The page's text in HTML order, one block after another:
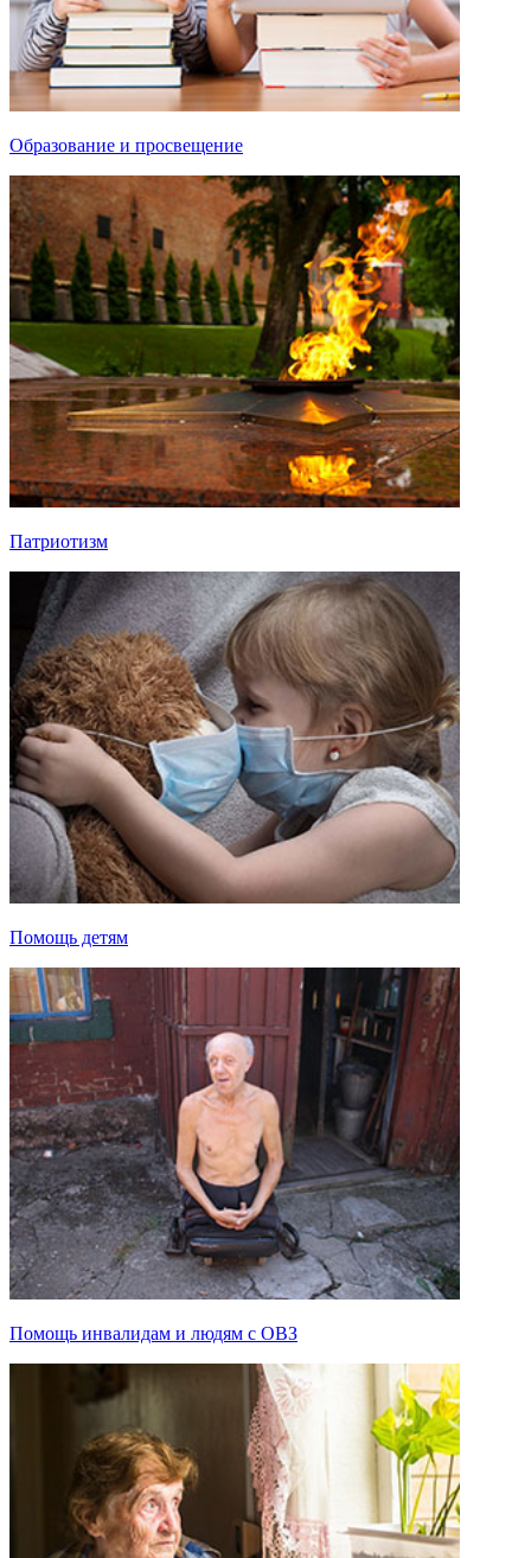
Образование и просвещение
Патриотизм
Помощь детям
Помощь инвалидам и людям с ОВЗ